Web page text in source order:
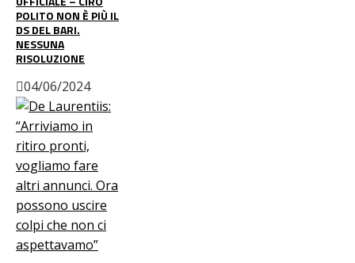
POLITO NON È PIÙ IL
DS DEL BARI.
NESSUNA
RISOLUZIONE
04/06/2024